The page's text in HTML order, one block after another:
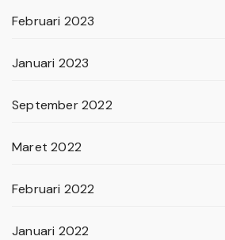
Februari 2023
Januari 2023
September 2022
Maret 2022
Februari 2022
Januari 2022